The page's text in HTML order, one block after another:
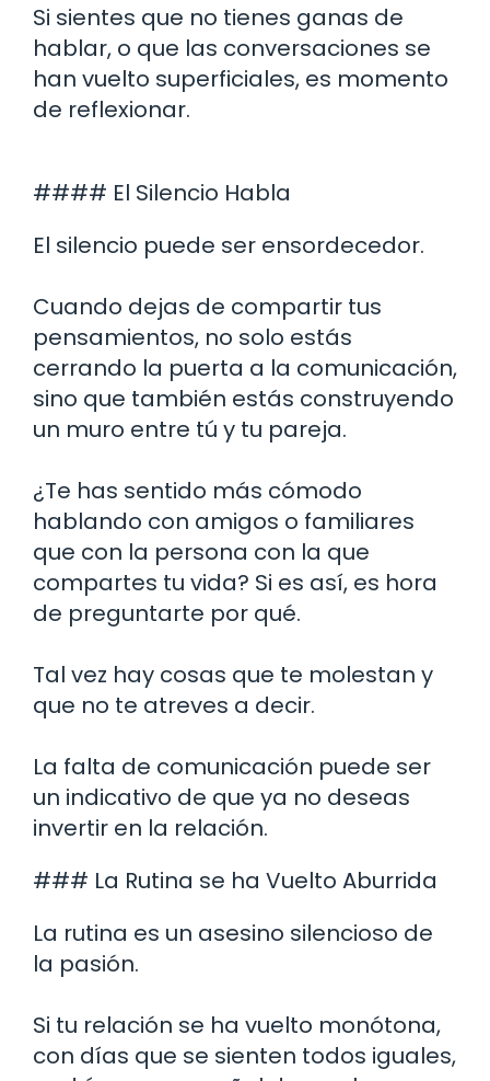
Si sientes que no tienes ganas de
hablar, o que las conversaciones se
han vuelto superficiales, es momento
de reflexionar.
#### El Silencio Habla
El silencio puede ser ensordecedor.
Cuando dejas de compartir tus
pensamientos, no solo estás
cerrando la puerta a la comunicación,
sino que también estás construyendo
un muro entre tú y tu pareja.
¿Te has sentido más cómodo
hablando con amigos o familiares
que con la persona con la que
compartes tu vida? Si es así, es hora
de preguntarte por qué.
Tal vez hay cosas que te molestan y
que no te atreves a decir.
La falta de comunicación puede ser
un indicativo de que ya no deseas
invertir en la relación.
### La Rutina se ha Vuelto Aburrida
La rutina es un asesino silencioso de
la pasión.
Si tu relación se ha vuelto monótona,
con días que se sienten todos iguales,